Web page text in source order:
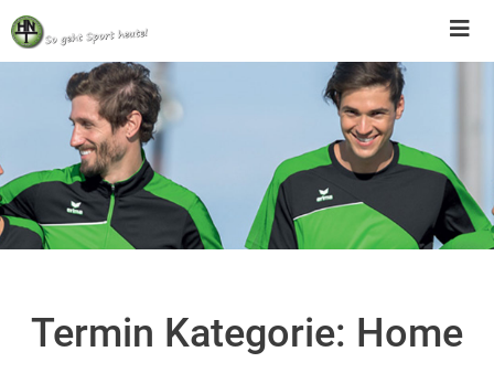
Skip
to
content
Termin Kategorie: Home